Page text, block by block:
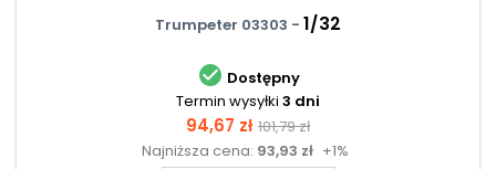
Trumpeter 03303 - 1/32
 Dostępny
Termin wysyłki 3 dni
Cena
94,67 zł Cena
podstawowa
101,79 zł
Najniższa cena: 93,93 zł +1%